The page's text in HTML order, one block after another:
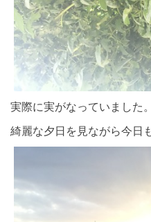
実際に実がなっていました。
綺麗な夕日を見ながら今日